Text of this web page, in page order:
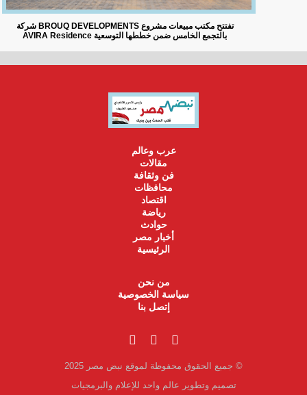
شركة BROUQ DEVELOPMENTS تفتتح مكتب مبيعات مشروع
AVIRA Residence بالتجمع الخامس ضمن خططها التوسعية
عرب وعالم
مقالات
فن وثقافة
محافظات
اقتصاد
رياضة
حوادث
أخبار مصر
الرئيسية
من نحن
سياسة الخصوصية
إتصل بنا
© جميع الحقوق محفوظة لموقع نبض مصر 2025
تصميم وتطوير عالم واحد للإعلام والبرمجيات